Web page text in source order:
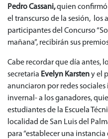
Pedro Cassani,quien confirmó
el transcurso de la sesión, los
participantes del Concurso
mañana”, recibirán sus
Cabe recordar que día antes,
secretaria Evelyn Karsteny el
anunciaron por redes
invernal- a los ganadores,
estudiantes de la Escuela
localidad de San Luis del
para “establecer una